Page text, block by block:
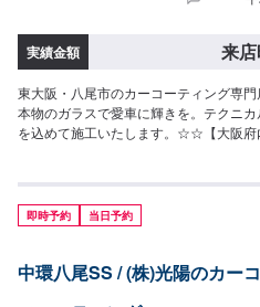
実績金額 来
東大阪・八尾市のカーコーティング専門
本物のガラスで愛車に輝きを。テクニ
を込めて施工いたします。☆☆【大阪府
にフッ素樹脂によるガード被膜でボデ
の美しさを内側から引き出し、硬質の
え、軽度な擦り傷や酸化・劣化をブロッ
ティング～～詳しくは下記サイトから
即時予約 当日予約
中環八尾SS / (株)光陽のカー